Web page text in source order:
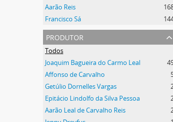
Aarão Reis
Francisco Sá
produtor
Todos
Joaquim Bagueira do Carmo Leal
Affonso de Carvalho
Getúlio Dornelles Vargas
Epitácio Lindolfo da Silva Pessoa
Aarão Leal de Carvalho Reis